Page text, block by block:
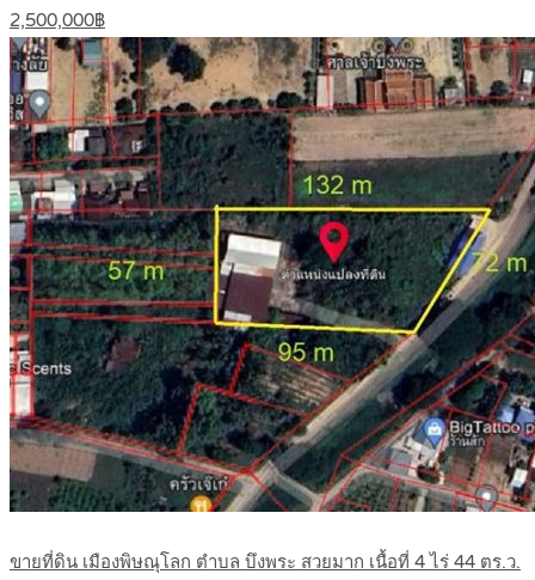
2,500,000฿
ขายที่ดิน เมืองพิษณุโลก ตำบล บึงพระ สวยมาก เนื้อที่ 4 ไร่ 44 ตร.ว.